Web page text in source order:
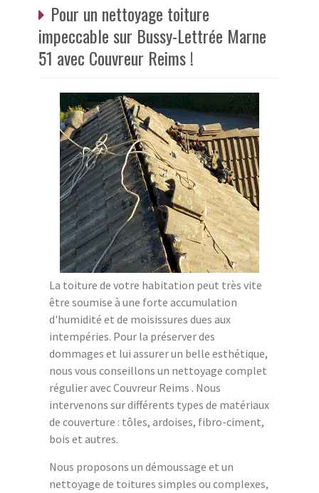
Pour un nettoyage toiture
impeccable sur Bussy-Lettrée Marne
51 avec Couvreur Reims !
La toiture de votre habitation peut très vite
être soumise à une forte accumulation
d'humidité et de moisissures dues aux
intempéries. Pour la préserver des
dommages et lui assurer un belle esthétique,
nous vous conseillons un nettoyage complet
régulier avec Couvreur Reims . Nous
intervenons sur différents types de matériaux
de couverture : tôles, ardoises, fibro-ciment,
bois et autres.
Nous proposons un démoussage et un
nettoyage de toitures simples ou complexes,